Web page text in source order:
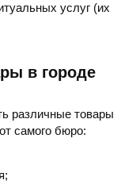
услуг (их
в городе
различные товары
самого бюро: